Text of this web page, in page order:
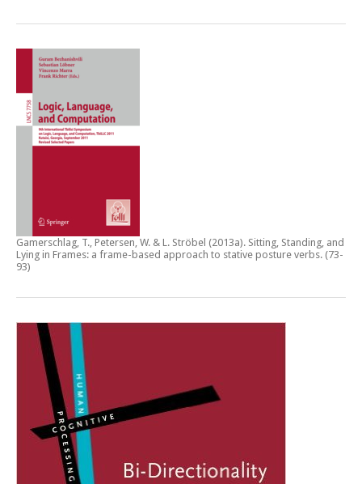
Gamerschlag, T., Petersen, W. & L. Ströbel (2013a). Sitting, Standing, and
Lying in Frames: a frame-based approach to stative posture verbs. (73-
93)